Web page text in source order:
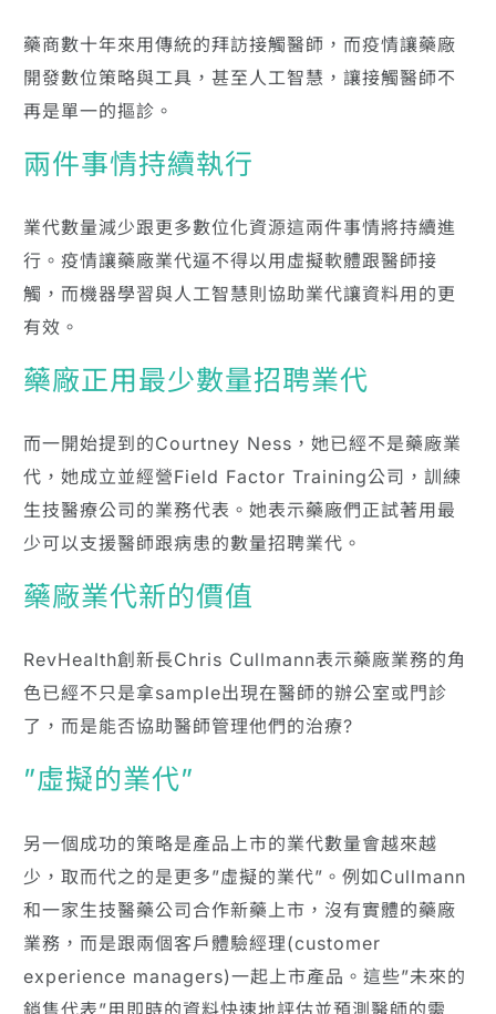
藥商數十年來用傳統的拜訪接觸醫師，而疫情讓藥廠
開發數位策略與工具，甚至人工智慧，讓接觸醫師不
再是單一的摳診。
兩件事情持續執行
業代數量減少跟更多數位化資源這兩件事情將持續進
行。疫情讓藥廠業代逼不得以用虛擬軟體跟醫師接
觸，而機器學習與人工智慧則協助業代讓資料用的更
有效。
藥廠正用最少數量招聘業代
而一開始提到的Courtney Ness，她已經不是藥廠業
代，她成立並經營Field Factor Training公司，訓練
生技醫療公司的業務代表。她表示藥廠們正試著用最
少可以支援醫師跟病患的數量招聘業代。
藥廠業代新的價值
RevHealth創新長Chris Cullmann表示藥廠業務的角
色已經不只是拿sample出現在醫師的辦公室或門診
了，而是能否協助醫師管理他們的治療?
”虛擬的業代”
另一個成功的策略是產品上市的業代數量會越來越
少，取而代之的是更多”虛擬的業代”。例如Cullmann
和一家生技醫藥公司合作新藥上市，沒有實體的藥廠
業務，而是跟兩個客戶體驗經理(customer
experience managers)一起上市產品。這些”未來的
銷售代表”用即時的資料快速地評估並預測醫師的需